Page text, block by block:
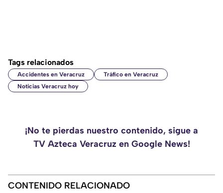
Tags relacionados
Accidentes en Veracruz
Tráfico en Veracruz
Noticias Veracruz hoy
¡No te pierdas nuestro contenido, sigue a
TV Azteca Veracruz en Google News!
CONTENIDO RELACIONADO